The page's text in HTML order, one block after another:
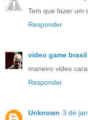
Tem que fazer um
Responder
video game brasil
maneiro video
Responder
Unknown 3 de